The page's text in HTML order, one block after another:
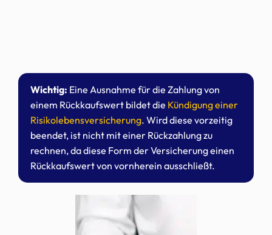
Wichtig: Eine Ausnahme für die Zahlung von
einem Rückkaufswert bildet die Kündigung einer
Risikolebensversicherung. Wird diese vorzeitig
beendet, ist nicht mit einer Rückzahlung zu
rechnen, da diese Form der Versicherung einen
Rückkaufswert von vornherein ausschließt.